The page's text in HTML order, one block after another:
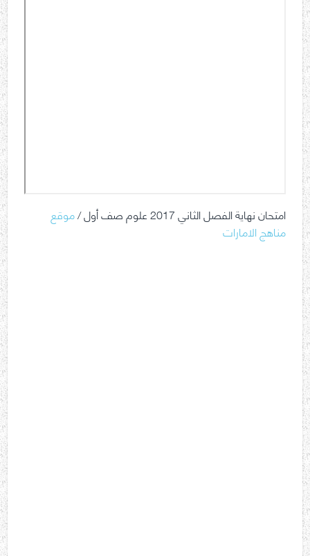
امتحان نهاية الفصل الثاني 2017 علوم صف أول /
موقع
مناهج الامارات